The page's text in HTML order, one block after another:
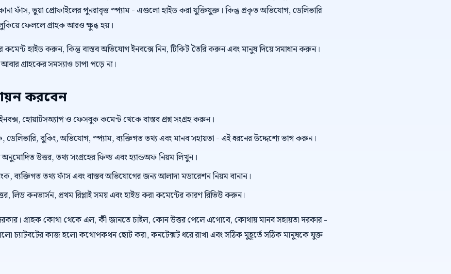
ফাঁস, ভুয়া প্রোফাইলের পুনরাবৃত্ত স্প্যাম - এগুলো হাইড করা যুক্তিযুক্ত। কিন্তু প্রকৃত অভিযোগ, ডেলিভারি
লুকিয়ে ফেললে গ্রাহক আরও ক্ষুব্ধ হয়।
হাইড করুন, কিন্তু বাস্তব অভিযোগ ইনবক্সে নিন, টিকিট তৈরি করুন এবং মানুষ দিয়ে সমাধান করুন।
গ্রাহকের সমস্যাও চাপা পড়ে না।
করবেন
হোয়াটসঅ্যাপ ও ফেসবুক কমেন্ট থেকে বাস্তব প্রশ্ন সংগ্রহ করুন।
ডেলিভারি, বুকিং, অভিযোগ, স্প্যাম, ব্যক্তিগত তথ্য এবং মানব সহায়তা - এই ধরনের উদ্দেশ্যে ভাগ করুন।
অনুমোদিত উত্তর, তথ্য সংগ্রহের ফিল্ড এবং হ্যান্ডঅফ নিয়ম লিখুন।
ব্যক্তিগত তথ্য ফাঁস এবং বাস্তব অভিযোগের জন্য আলাদা মডারেশন নিয়ম বানান।
লিড কনভার্সন, প্রথম রিপ্লাই সময় এবং হাইড করা কমেন্টের কারণ রিভিউ করুন।
গ্রাহক কোথা থেকে এল, কী জানতে চাইল, কোন উত্তর পেলে এগোবে, কোথায় মানব সহায়তা দরকার -
চ্যাটবটের কাজ হলো কথোপকথন ছোট করা, কনটেক্সট ধরে রাখা এবং সঠিক মুহূর্তে সঠিক মানুষকে যুক্ত